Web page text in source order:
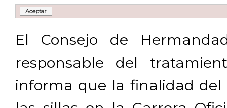
El Consejo de
responsable del
informa que la finalidad del